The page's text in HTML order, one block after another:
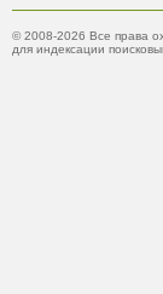
© 2008-2026 Все права
для индексации